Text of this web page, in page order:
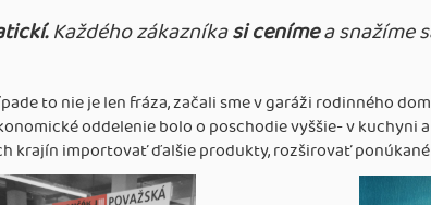
Každého zákazníkasi cenímea snažíme
to nie je len fráza, začali sme v garáži rodinného
oddelenie bolo o poschodie vyššie- v kuchyni
krajín importovať ďalšie produkty, rozširovať